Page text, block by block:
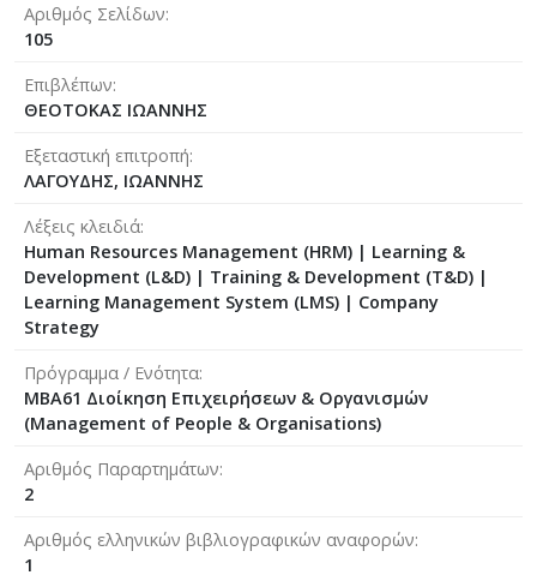
Αριθμός Σελίδων
105
Επιβλέπων
ΘΕΟΤΟΚΑΣ ΙΩΑΝΝΗΣ
Εξεταστική επιτροπή
ΛΑΓΟΥΔΗΣ, ΙΩΑΝΝΗΣ
Λέξεις κλειδιά
Human Resources Management (HRM) | Learning &
Development (L&D) | Training & Development (T&D) |
Learning Management System (LMS) | Company
Strategy
Πρόγραμμα / Ενότητα
ΜΒΑ61 Διοίκηση Επιχειρήσεων & Οργανισμών
(Management of People & Organisations)
Αριθμός Παραρτημάτων
2
Αριθμός ελληνικών βιβλιογραφικών αναφορών
1